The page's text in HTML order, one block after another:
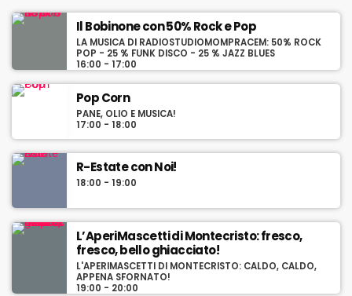
Il Bobinone con 50% Rock e Pop
LA MUSICA DI RADIOSTUDIOMOMPRACEM: 50% ROCK
POP - 25 % FUNK DISCO - 25 % JAZZ BLUES
16:00 - 17:00
Pop Corn
PANE, OLIO E MUSICA!
17:00 - 18:00
R-Estate con Noi!
18:00 - 19:00
L’AperiMascetti di Montecristo: fresco,
fresco, bello ghiacciato!
L'APERIMASCETTI DI MONTECRISTO: CALDO, CALDO,
APPENA SFORNATO!
19:00 - 20:00